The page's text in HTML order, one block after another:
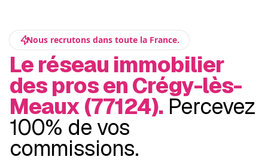
Nous recrutons dans toute la France.
Le réseau immobilier
des pros en Crégy-lès-
Meaux (77124). Percevez
100% de vos
commissions.